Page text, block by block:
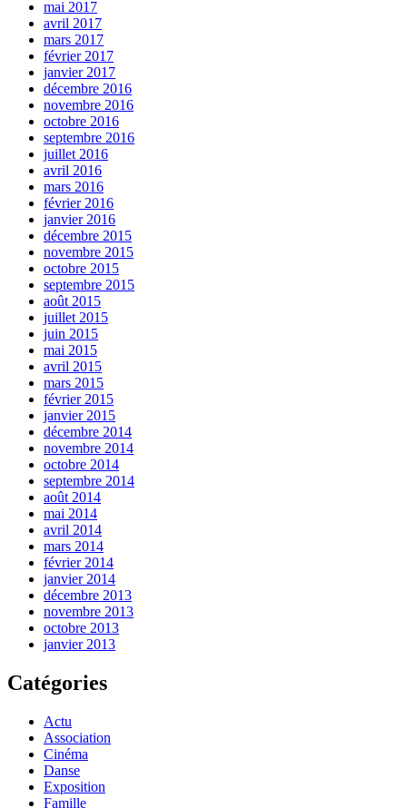
mai 2017
avril 2017
mars 2017
février 2017
janvier 2017
décembre 2016
novembre 2016
octobre 2016
septembre 2016
juillet 2016
avril 2016
mars 2016
février 2016
janvier 2016
décembre 2015
novembre 2015
octobre 2015
septembre 2015
août 2015
juillet 2015
juin 2015
mai 2015
avril 2015
mars 2015
février 2015
janvier 2015
décembre 2014
novembre 2014
octobre 2014
septembre 2014
août 2014
mai 2014
avril 2014
mars 2014
février 2014
janvier 2014
décembre 2013
novembre 2013
octobre 2013
janvier 2013
Catégories
Actu
Association
Cinéma
Danse
Exposition
Famille